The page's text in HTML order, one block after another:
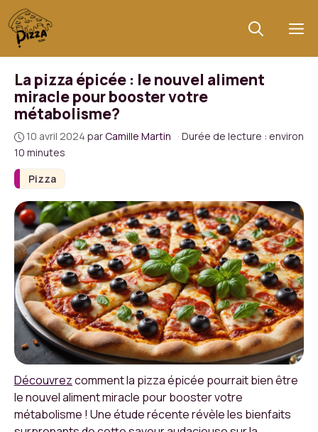
Aller
au
contenu
Pizza
La pizza épicée : le nouvel aliment
miracle pour booster votre
métabolisme?
10 avril 2024 parCamille Martin · Durée de lecture : environ
10 minutes
Découvrezcomment la pizza épicée pourrait bien être
le nouvel aliment miracle pour booster votre
métabolisme ! Une étude récente révèle les bienfaits